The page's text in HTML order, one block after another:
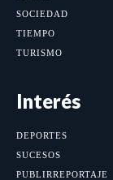
SOCIEDAD
TIEMPO
TURISMO
Interés
DEPORTES
SUCESOS
PUBLIRREPORTAJE